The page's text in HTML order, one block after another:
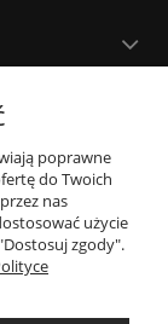
DOSTAWY
poprawne
do Twoich
nas
użycie
zgody".